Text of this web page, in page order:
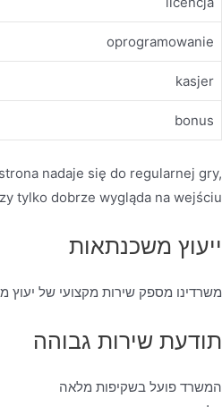
oprogramowanie
kasjer
bonus
nadaje się do regularnej gry,
tylko dobrze wygląda na wejściu.
ייעוץ משכנתאות
משרדינו מספק שירות מקצועי של יעוץ
תודעת שירות גבוהה
המשרד פועל בשקיפות מלאה